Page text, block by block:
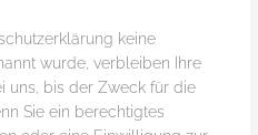
keine
wurde, verbleiben Ihre
uns, bis der Zweck für die
Sie ein berechtigtes